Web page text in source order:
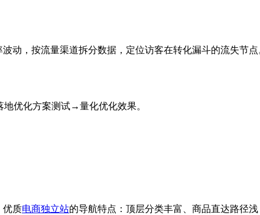
动，按流量渠道拆分数据，定位访客在转化漏斗的流失节
优化方案测试→量化优化效果。
优质电商独立站的导航特点：顶层分类丰富、商品直达路径